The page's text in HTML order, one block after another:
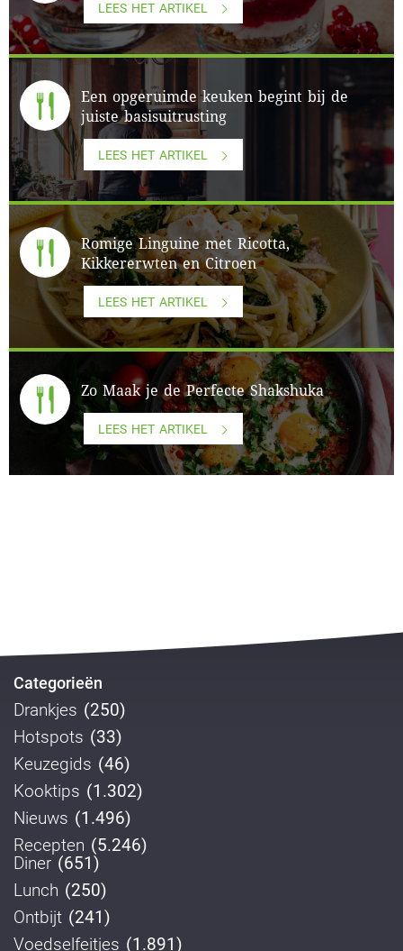
LEES HET ARTIKEL
Een opgeruimde keuken begint bij de
juiste basisuitrusting
LEES HET ARTIKEL
Romige Linguine met Ricotta,
Kikkererwten en Citroen
LEES HET ARTIKEL
Zo Maak je de Perfecte Shakshuka
LEES HET ARTIKEL
Categorieën
Drankjes (250)
Hotspots (33)
Keuzegids (46)
Kooktips (1.302)
Nieuws (1.496)
Recepten (5.246)
Diner (651)
Lunch (250)
Ontbijt (241)
Voedselfeitjes (1.891)